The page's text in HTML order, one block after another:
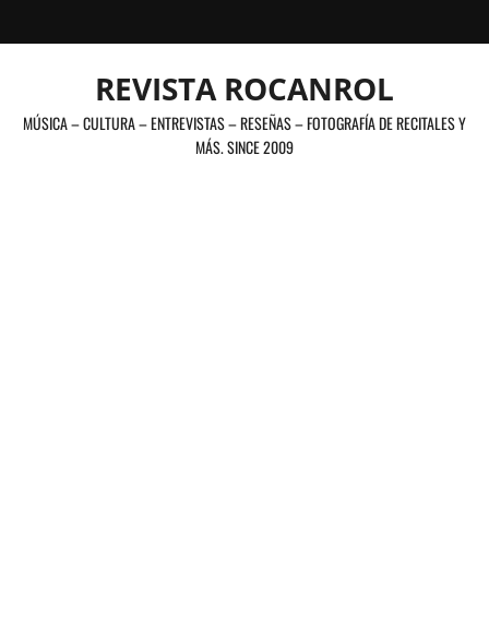
al
REVISTA ROCANROL
MÚSICA – CULTURA – ENTREVISTAS – RESEÑAS – FOTOGRAFÍA DE RECITALES Y
MÁS. SINCE 2009